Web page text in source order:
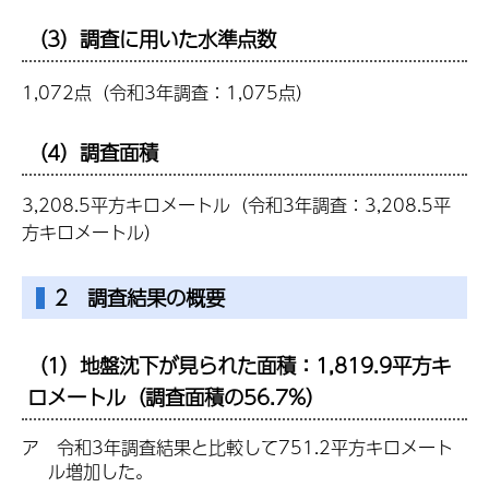
（3）調査に用いた水準点数
1,072点（令和3年調査：1,075点）
（4）調査面積
3,208.5平方キロメートル（令和3年調査：3,208.5平
方キロメートル）
2 調査結果の概要
（1）地盤沈下が見られた面積：1,819.9平方キ
ロメートル（調査面積の56.7%）
ア 令和3年調査結果と比較して751.2平方キロメート
ル増加した。